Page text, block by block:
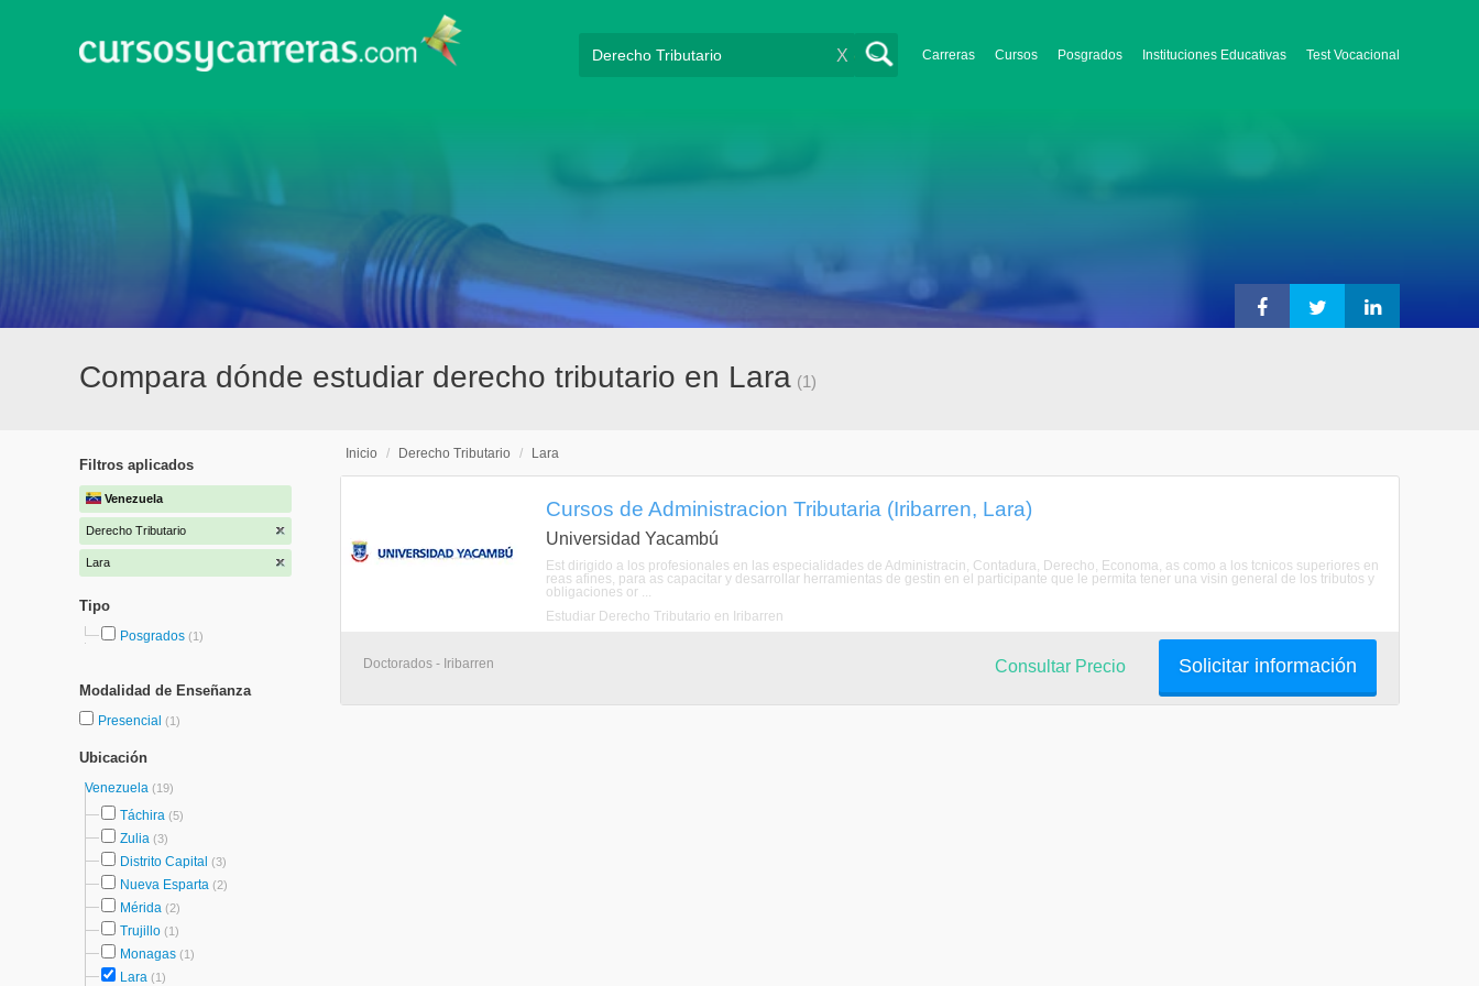
Carreras Cursos Posgrados Instituciones Educativas Test Vocacional
X
Compara dónde estudiar derecho tributario en Lara (1)
Filtros aplicados
Venezuela
Derecho Tributario
Lara
Tipo
Posgrados (1)
Modalidad de Enseñanza
Presencial (1)
Ubicación
Venezuela (19)
Táchira (5)
Zulia (3)
Distrito Capital (3)
Nueva Esparta (2)
Mérida (2)
Trujillo (1)
Monagas (1)
Lara (1)
Inicio / Derecho Tributario / Lara
Cursos de Administracion Tributaria (Iribarren, Lara)
Universidad Yacambú
Est dirigido a los profesionales en las especialidades de Administracin, Contadura, Derecho, Economa, as como a los tcnicos superiores en
reas afines, para as capacitar y desarrollar herramientas de gestin en el participante que le permita tener una visin general de los tributos y
obligaciones or ...
Estudiar Derecho Tributario en Iribarren
Doctorados - Iribarren Solicitar información
Consultar Precio